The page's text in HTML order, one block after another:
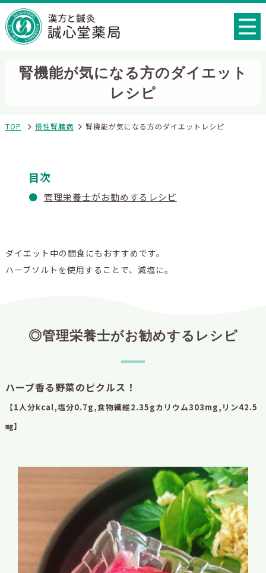
腎機能が気になる方のダイエット
レシピ
TOP 慢性腎臓病 腎機能が気になる方のダイエットレシピ
目次
管理栄養士がお勧めするレシピ
ダイエット中の間食にもおすすめです。
ハーブソルトを使用することで、減塩に。
◎管理栄養士がお勧めするレシピ
ハーブ香る野菜のピクルス！
【1人分kcal,塩分0.7g,食物繊維2.35gカリウム303mg,リン42.5
㎎】